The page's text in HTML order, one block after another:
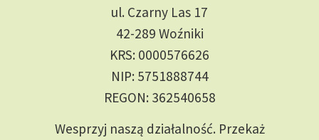
ul. Czarny Las 17
42-289 Woźniki
KRS: 0000576626
NIP: 5751888744
REGON: 362540658
Wesprzyj naszą działalność. Przekaż